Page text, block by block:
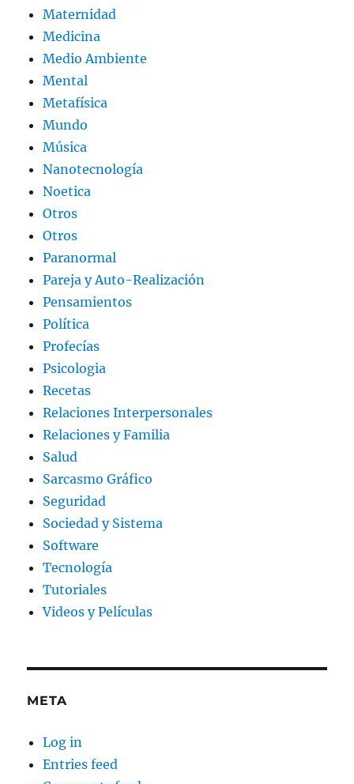
Maternidad
Medicina
Medio Ambiente
Mental
Metafísica
Mundo
Música
Nanotecnología
Noetica
Otros
Otros
Paranormal
Pareja y Auto-Realización
Pensamientos
Política
Profecías
Psicologia
Recetas
Relaciones Interpersonales
Relaciones y Familia
Salud
Sarcasmo Gráfico
Seguridad
Sociedad y Sistema
Software
Tecnología
Tutoriales
Videos y Películas
META
Log in
Entries feed